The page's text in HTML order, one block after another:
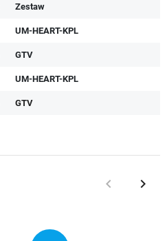
Zestaw
UM-HEART-KPL
GTV
UM-HEART-KPL
GTV
Poprzedni
keyboard_arrow_left keyboard_arrow_right